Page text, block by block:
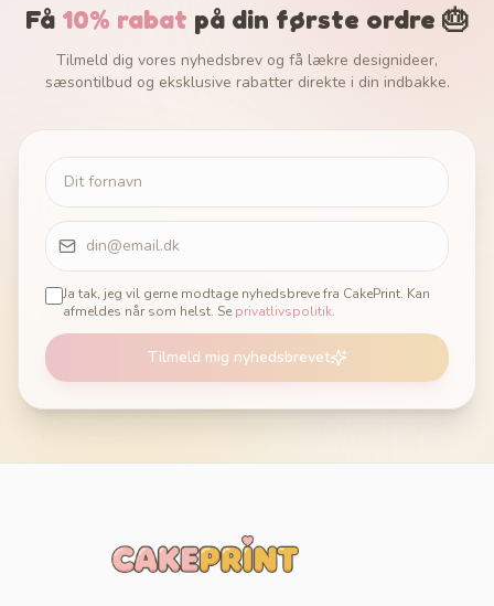
Få 10% rabat på din første ordre 🎂
Tilmeld dig vores nyhedsbrev og få lækre designideer,
sæsontilbud og eksklusive rabatter direkte i din indbakke.
Ja tak, jeg vil gerne modtage nyhedsbreve fra CakePrint. Kan
afmeldes når som helst. Se privatlivspolitik.
Tilmeld mig nyhedsbrevet